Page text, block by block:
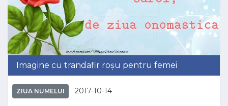
Imagine cu trandafir roșu pentru femei
ZIUA NUMELUI 2017-10-14